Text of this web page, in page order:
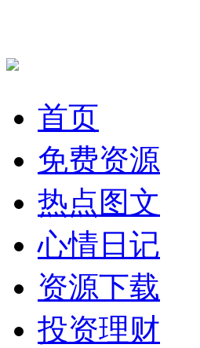
首页
免费资源
热点图文
心情日记
资源下载
投资理财